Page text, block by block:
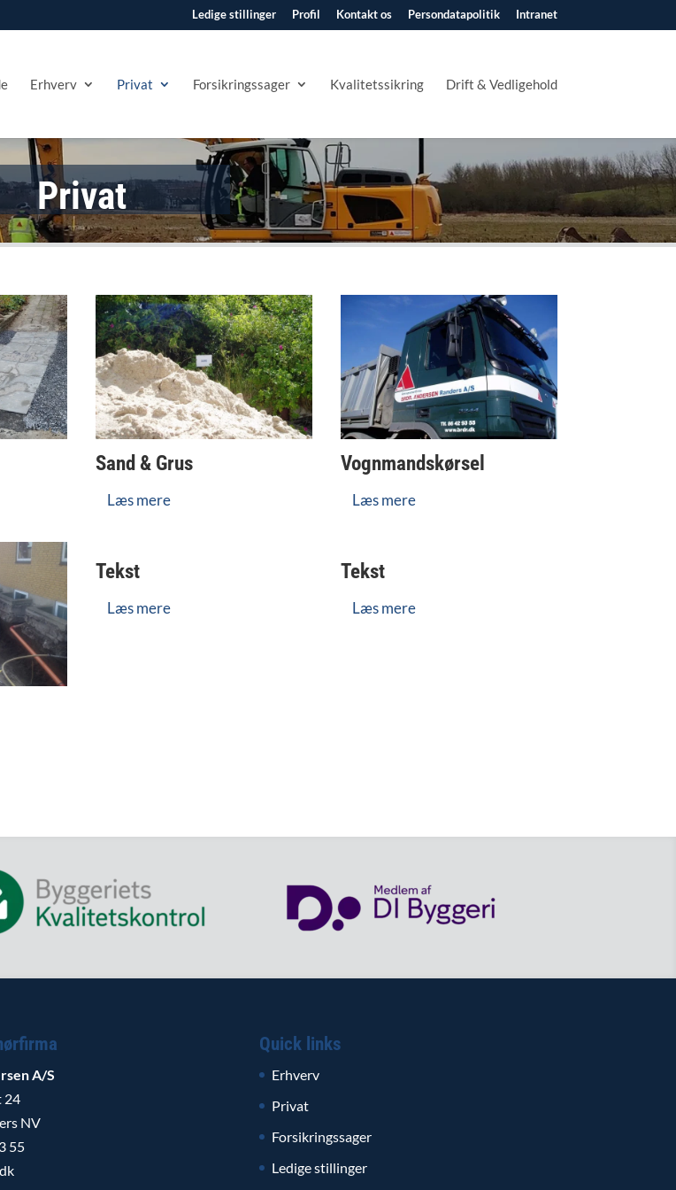
Ledige stillinger Profil Kontakt os Persondatapolitik Intranet
Erhverv Privat Forsikringssager Kvalitetssikring Drift & Vedligehold
Privat
Sand & Grus
Læs mere
Vognmandskørsel
Læs mere
Tekst
Læs mere
Tekst
Læs mere
A/S
24
NV
55
Quick links
Erhverv
Privat
Forsikringssager
Ledige stillinger